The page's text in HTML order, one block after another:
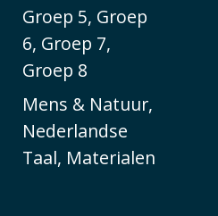
Groep 5, Groep
6, Groep 7,
Groep 8
Mens & Natuur,
Nederlandse
Taal, Materialen